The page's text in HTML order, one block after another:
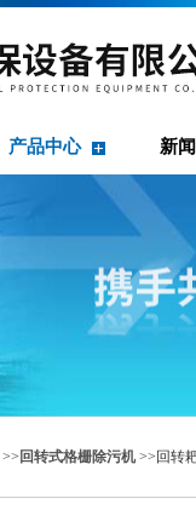
产品中心 新
>> 回转式格栅除污机>>回转